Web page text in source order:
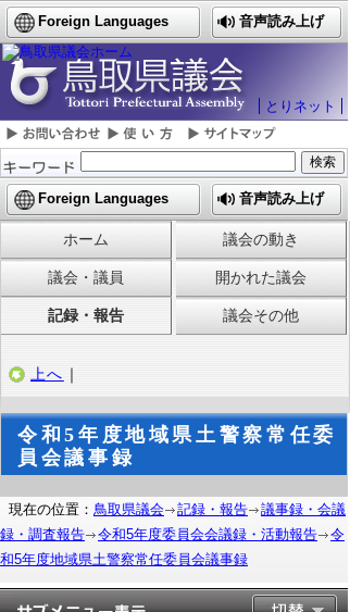
Foreign Languages 音声読み上げ
とりネット
Foreign Languages 音声読み上げ
ホーム 議会の動き
議会・議員 開かれた議会
記録・報告 議会その他
上へ ｜
令和5年度地域県土警察常任委
員会議事録
現在の位置： 鳥取県議会 記録・報告
議事録・会議
録・調査報告
令和5年度委員会会議録・活動報告
令
和5年度地域県土警察常任委員会議事録